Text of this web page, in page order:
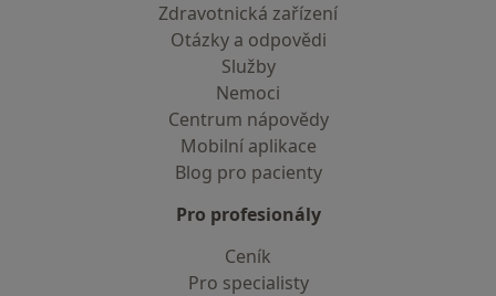
Zdravotnická zařízení
Otázky a odpovědi
Služby
Nemoci
Centrum nápovědy
Mobilní aplikace
Blog pro pacienty
Pro profesionály
Ceník
Pro specialisty